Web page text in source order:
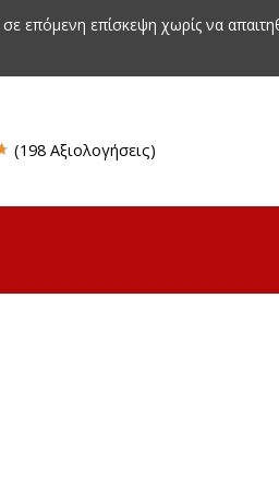
επόμενη επίσκεψη χωρίς να
(198 Αξιολογήσεις)